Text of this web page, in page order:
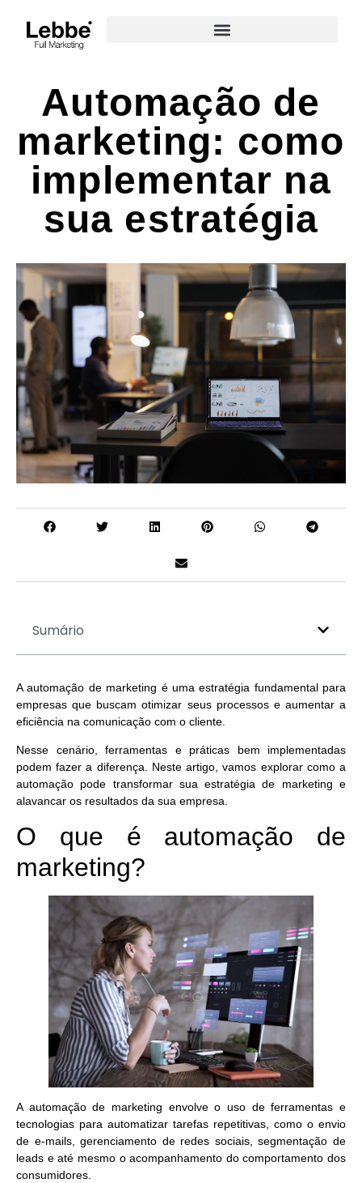
Automação de
marketing: como
implementar na
sua estratégia
Sumário
A automação de marketing é uma estratégia fundamental para
empresas que buscam otimizar seus processos e aumentar a
eficiência na comunicação com o cliente.
Nesse cenário, ferramentas e práticas bem implementadas
podem fazer a diferença. Neste artigo, vamos explorar como a
automação pode transformar sua estratégia de marketing e
alavancar os resultados da sua empresa.
O que é automação de
marketing?
A automação de marketing envolve o uso de ferramentas e
tecnologias para automatizar tarefas repetitivas, como o envio
de e-mails, gerenciamento de redes sociais, segmentação de
leads e até mesmo o acompanhamento do comportamento dos
consumidores.